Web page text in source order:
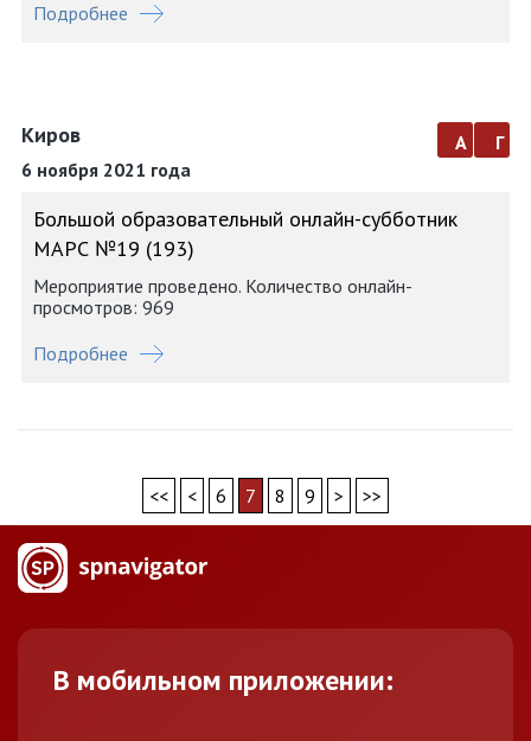
Подробнее
Киров
6 ноября 2021 года
а г
Большой образовательный онлайн-субботник
МАРС №19 (193)
Мероприятие проведено. Количество онлайн-
просмотров: 969
Подробнее
<< < 6 7 8 9 > >>
В мобильном приложении: